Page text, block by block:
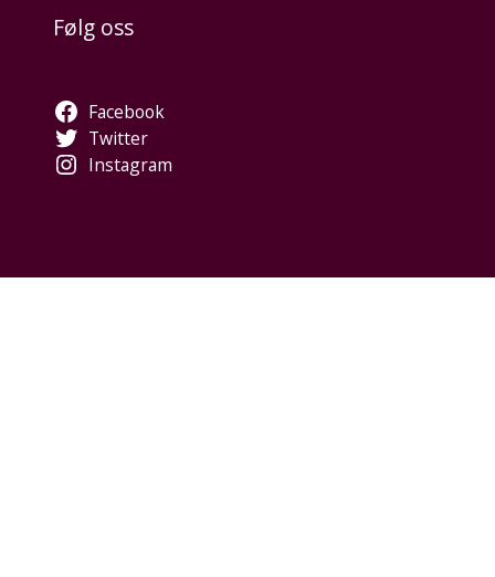
Følg oss
Facebook
Twitter
Instagram